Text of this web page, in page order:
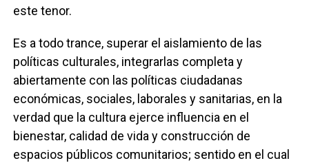
este tenor.
Es a todo trance, superar el aislamiento de las
políticas culturales, integrarlas completa y
abiertamente con las políticas ciudadanas
económicas, sociales, laborales y sanitarias, en la
verdad que la cultura ejerce influencia en el
bienestar, calidad de vida y construcción de
espacios públicos comunitarios; sentido en el cual